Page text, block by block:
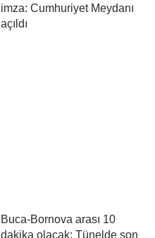
imza: Cumhuriyet Meydanı
açıldı
Buca-Bornova arası 10
dakika olacak: Tünelde son